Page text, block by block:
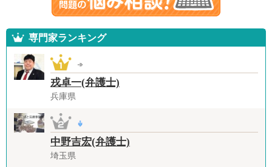
専門家ランキング
戎卓一(弁護士)
兵庫県
中野吉宏(弁護士)
埼玉県